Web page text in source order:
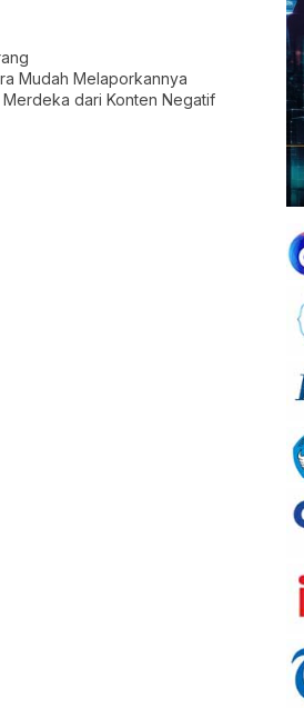
Mudah Melaporkannya
Merdeka dari Konten Negatif